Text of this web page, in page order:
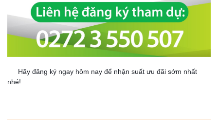
Hãy đăng ký ngay hôm nay để nhận suất ưu đãi sớm nhất
nhé!